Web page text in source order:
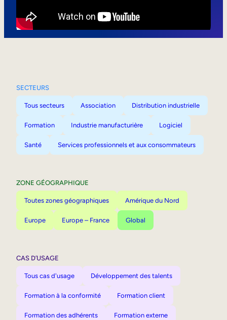
SECTEURS
Tous secteurs Association Distribution industrielle
Formation Industrie manufacturière Logiciel
Santé Services professionnels et aux consommateurs
ZONE GÉOGRAPHIQUE
Toutes zones géographiques Amérique du Nord
Europe Europe – France Global
CAS D’USAGE
Tous cas d'usage Développement des talents
Formation à la conformité Formation client
Formation des adhérents Formation externe